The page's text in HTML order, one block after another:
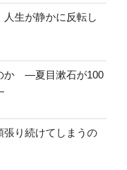
人生が静かに反転し
か ―夏目漱石が100
張り続けてしまうの